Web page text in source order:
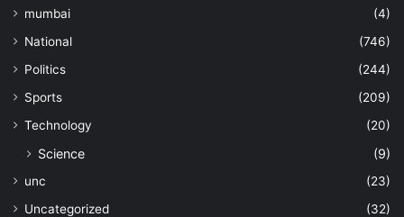
mumbai
(4)
National
(746)
Politics
(244)
Sports
(209)
Technology
(20)
Science (9)
unc
(23)
Uncategorized
(32)